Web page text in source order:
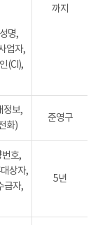
명,
업자,
(CI),
까지
정보,
화)
준영구
번호,
상자,
급자,
5년